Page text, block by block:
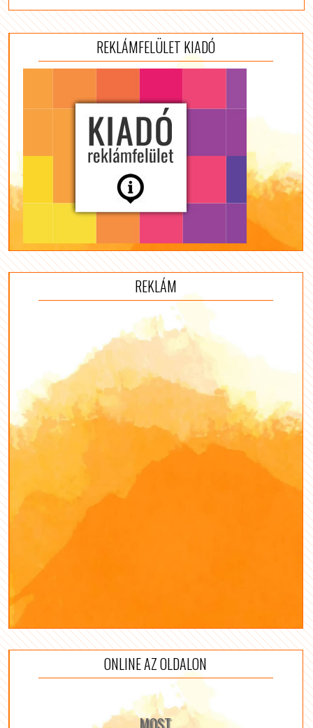
REKLÁMFELÜLET KIADÓ
REKLÁM
ONLINE AZ OLDALON
MOST